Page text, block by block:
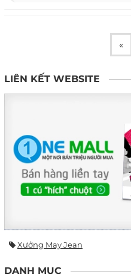
«
LIÊN KẾT WEBSITE
Xưởng May Jean
DANH MỤC